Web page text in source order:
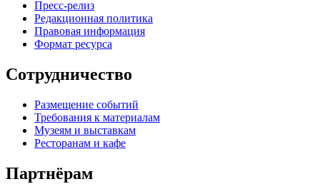
Пресс-релиз
Редакционная политика
Правовая информация
Формат ресурса
Сотрудничество
Размещение событий
Требования к материалам
Музеям и выставкам
Ресторанам и кафе
Партнёрам